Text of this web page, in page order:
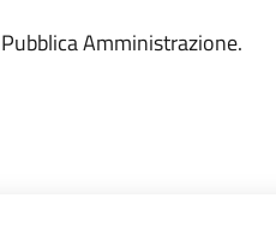
Amministrazione.